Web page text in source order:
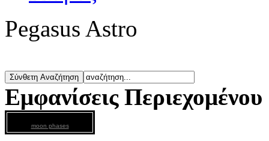
Pegasus Astro
Εμφανίσεις Περιεχομένου
moon phases